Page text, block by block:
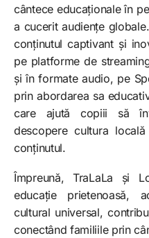
cântece educaționale în
a cucerit audiențe
conținutul captivant și
pe platforme de
și în formate audio, pe
prin abordarea sa
care ajută copiii să
descopere cultura
conținutul.
Împreună, TraLaLa și
educație prietenoasă,
cultural universal,
conectând familiile prin